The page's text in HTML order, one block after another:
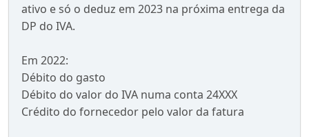
ativo e só o deduz em 2023 na próxima entrega da
DP do IVA.
Em 2022:
Débito do gasto
Débito do valor do IVA numa conta 24XXX
Crédito do fornecedor pelo valor da fatura